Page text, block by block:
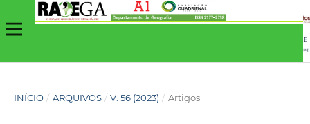
INÍCIO / ARQUIVOS / V. 56 (2023) / Artigos